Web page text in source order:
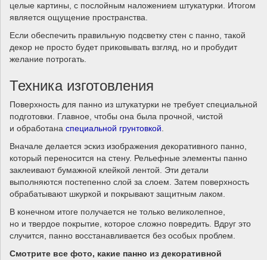
целые картины, с послойным наложением штукатурки. Итогом
является ощущение пространства.
Если обеспечить правильную подсветку стен с панно, такой
декор не просто будет приковывать взгляд, но и пробудит
желание потрогать.
Техника изготовления
Поверхность для панно из штукатурки не требует специальной
подготовки. Главное, чтобы она была прочной, чистой
и обработана специальной грунтовкой.
Вначале делается эскиз изображения декоративного панно,
который переносится на стену. Рельефные элементы панно
заклеивают бумажной клейкой лентой. Эти детали
выполняются постепенно слой за слоем. Затем поверхность
обрабатывают шкуркой и покрывают защитным лаком.
В конечном итоге получается не только великолепное,
но и твердое покрытие, которое сложно повредить. Вдруг это
случится, панно восстанавливается без особых проблем.
Смотрите все фото, какие панно из декоративной